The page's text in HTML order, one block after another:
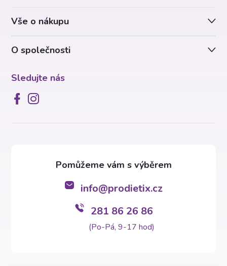
O společnosti
Sledujte nás
Vše o nákupu
info@prodietix.cz
281 86 26 86
(Po-Pá, 9-17 hod)